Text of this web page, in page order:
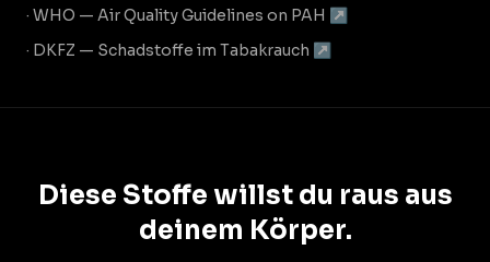
· WHO — Air Quality Guidelines on PAH ↗
· DKFZ — Schadstoffe im Tabakrauch ↗
Diese Stoffe willst du raus aus
deinem Körper.